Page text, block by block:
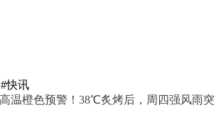
#快讯
温橙色预警！38℃炙烤后，周四强风雨突